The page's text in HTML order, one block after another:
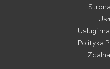
Usługi
Polityka